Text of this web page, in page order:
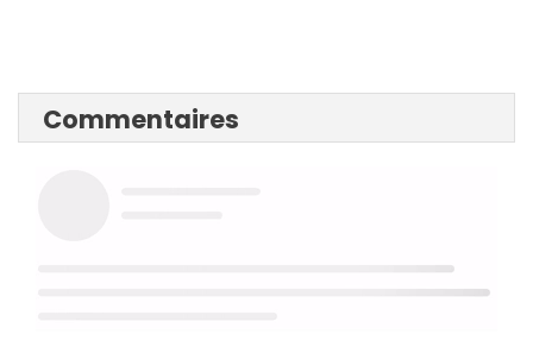
Commentaires